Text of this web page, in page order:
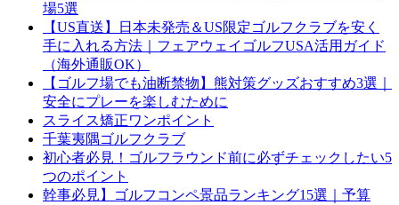
場5選
【US直送】日本未発売＆US限定ゴルフクラブを安く
手に入れる方法｜フェアウェイゴルフUSA活用ガイド
（海外通販OK）
【ゴルフ場でも油断禁物】熊対策グッズおすすめ3選｜
安全にプレーを楽しむために
スライス矯正ワンポイント
千葉夷隅ゴルフクラブ
初心者必見！ゴルフラウンド前に必ずチェックしたい5
つのポイント
幹事必見】ゴルフコンペ景品ランキング15選｜予算